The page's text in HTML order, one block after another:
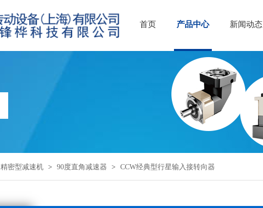
首页 产品中心 新闻动态
精密型减速机 > 90度直角减速器 > CCW经典型行星输入接转向器